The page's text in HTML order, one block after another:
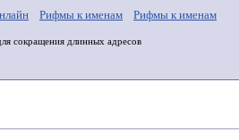
Рифмы к именам Рифмы к именам
сокращения длинных адресов